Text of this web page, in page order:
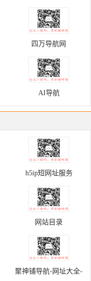
四万导航网
AI导航
h5ip短网址服务
网站目录
聚神铺导航-网址大全-